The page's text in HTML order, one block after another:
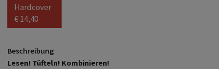
Hardcover
€ 14,40
Beschreibung
Lesen! Tüfteln! Kombinieren!